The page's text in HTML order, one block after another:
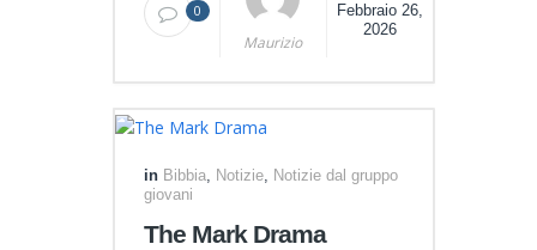
0
Maurizio
Febbraio 26,
2026
in Bibbia, Notizie, Notizie dal gruppo
giovani
The Mark Drama